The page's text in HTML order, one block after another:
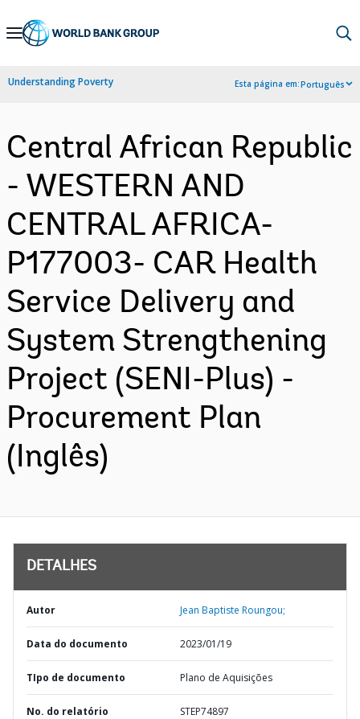
Skip
Navigation
Understanding Poverty Esta página em:Português
Central African Republic
- WESTERN AND
CENTRAL AFRICA-
P177003- CAR Health
Service Delivery and
System Strengthening
Project (SENI-Plus) -
Procurement Plan
(Inglês)
DETALHES
Autor Jean Baptiste Roungou;
Data do documento 2023/01/19
TIpo de documento Plano de Aquisições
No. do relatório STEP74897